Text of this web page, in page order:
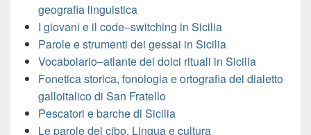
geografia linguistica
I giovani e il code–switching in Sicilia
Parole e strumenti dei gessai in Sicilia
Vocabolario–atlante dei dolci rituali in Sicilia
Fonetica storica, fonologia e ortografia del dialetto
galloitalico di San Fratello
Pescatori e barche di Sicilia
Le parole del cibo. Lingua e cultura